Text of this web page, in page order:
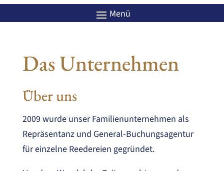
Das Unternehmen
Über uns
2009 wurde unser Familienunternehmen als
Repräsentanz und General-Buchungsagentur
für einzelne Reedereien gegründet.